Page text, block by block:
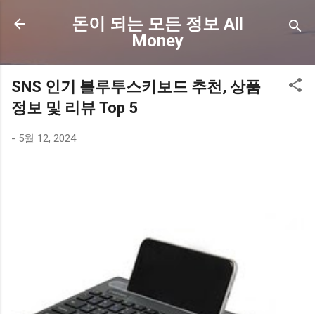
기본 콘텐츠로 건너뛰기
돈이 되는 모든 정보 All
Money
SNS 인기 블루투스키보드 추천, 상품
정보 및 리뷰 Top 5
- 5월 12, 2024